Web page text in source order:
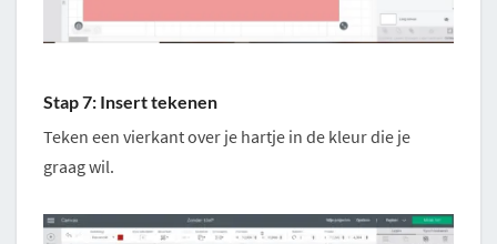
Stap 7: Insert tekenen
Teken een vierkant over je hartje in de kleur die je
graag wil.